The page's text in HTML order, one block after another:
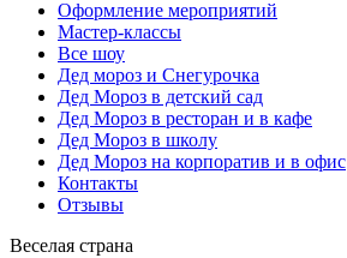
Оформление мероприятий
Мастер-классы
Все шоу
Дед мороз и Снегурочка
Дед Мороз в детский сад
Дед Мороз в ресторан и в кафе
Дед Мороз в школу
Дед Мороз на корпоратив и в офис
Контакты
Отзывы
Веселая страна